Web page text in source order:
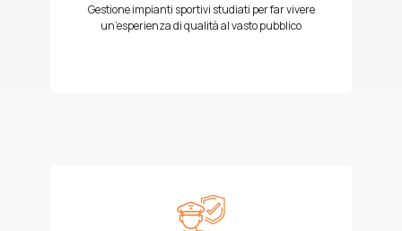
Gestione impianti sportivi studiati per far vivere
un’esperienza di qualità al vasto pubblico